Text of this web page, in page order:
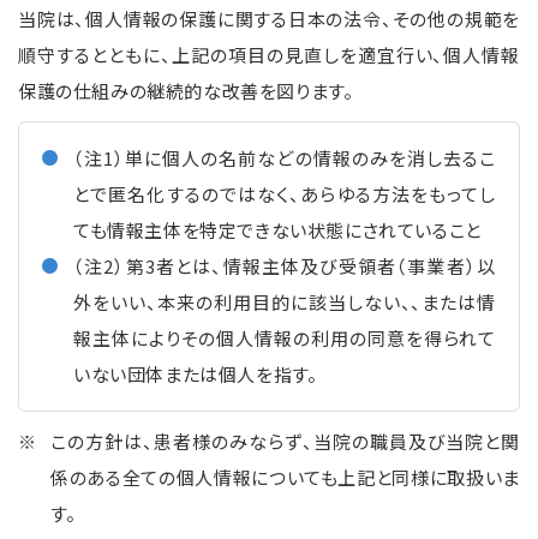
当院は、個人情報の保護に関する日本の法令、その他の規範を
順守するとともに、上記の項目の見直しを適宜行い、個人情報
保護の仕組みの継続的な改善を図ります。
（注1）単に個人の名前などの情報のみを消し去るこ
とで匿名化するのではなく、あらゆる方法をもってし
ても情報主体を特定できない状態にされていること
（注2）第3者とは、情報主体及び受領者（事業者）以
外をいい、本来の利用目的に該当しない、、または情
報主体によりその個人情報の利用の同意を得られて
いない団体または個人を指す。
この方針は、患者様のみならず、当院の職員及び当院と関
係のある全ての個人情報についても上記と同様に取扱いま
す。